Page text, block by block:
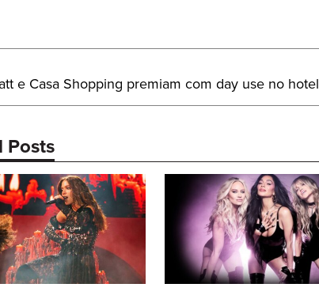
e Casa Shopping premiam com day use no hotel
Posts